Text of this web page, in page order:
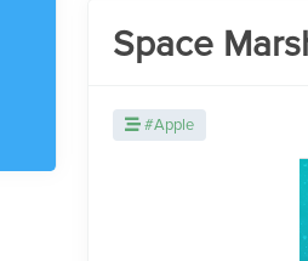
Space
#Apple